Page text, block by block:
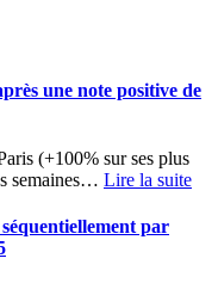
une note positive de
(+100% sur ses plus
semaines… Lire la suite
par